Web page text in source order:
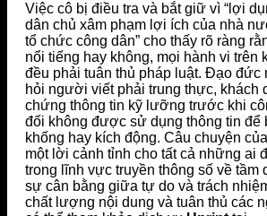
Việc cô bị điều tra và bắt giữ vì “lợi
dân chủ xâm phạm lợi ích của nhà
tổ chức công dân” cho thấy rõ ràng
nổi tiếng hay không, mọi hành vi trên
đều phải tuân thủ pháp luật. Đạo đức
hỏi người viết phải trung thực, khách
chứng thông tin kỹ lưỡng trước khi
đối không được sử dụng thông tin để
khống hay kích động. Câu chuyện
một lời cảnh tỉnh cho tất cả những ai
trong lĩnh vực truyền thông số về tầm
sự cân bằng giữa tự do và trách
chất lượng nội dung và tuân thủ các